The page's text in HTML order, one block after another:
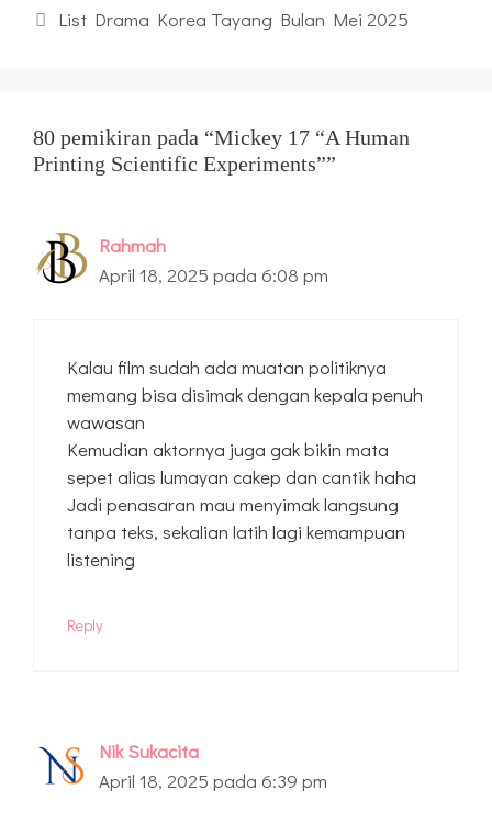
List Drama Korea Tayang Bulan Mei 2025
80 pemikiran pada “Mickey 17 “A Human
Printing Scientific Experiments””
Rahmah
April 18, 2025 pada 6:08 pm
Kalau film sudah ada muatan politiknya
memang bisa disimak dengan kepala penuh
wawasan
Kemudian aktornya juga gak bikin mata
sepet alias lumayan cakep dan cantik haha
Jadi penasaran mau menyimak langsung
tanpa teks, sekalian latih lagi kemampuan
listening
Reply
Nik Sukacita
April 18, 2025 pada 6:39 pm